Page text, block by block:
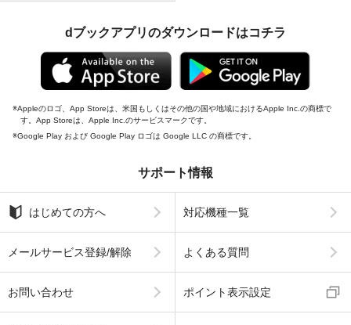
dブックアプリのダウンロードはコチラ
Appleのロゴ、App Storeは、米国もしくはその他の国や地域におけるApple Inc.の商標で
す。App Storeは、Apple Inc.のサービスマークです。
Google Play および Google Play ロゴは Google LLC の商標です。
サポート情報
はじめての方へ 対応機種一覧
メールサービス登録/解除 よくある質問
お問い合わせ ポイント表示設定